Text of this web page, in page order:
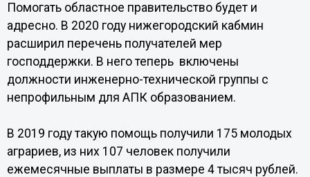
Помогать областное правительство будет и
адресно. В 2020 году нижегородский кабмин
расширил перечень получателей мер
господдержки. В него теперь включены
должности инженерно-технической группы с
непрофильным для АПК образованием.
В 2019 году такую помощь получили 175 молодых
аграриев, из них 107 человек получили
ежемесячные выплаты в размере 4 тысяч рублей.